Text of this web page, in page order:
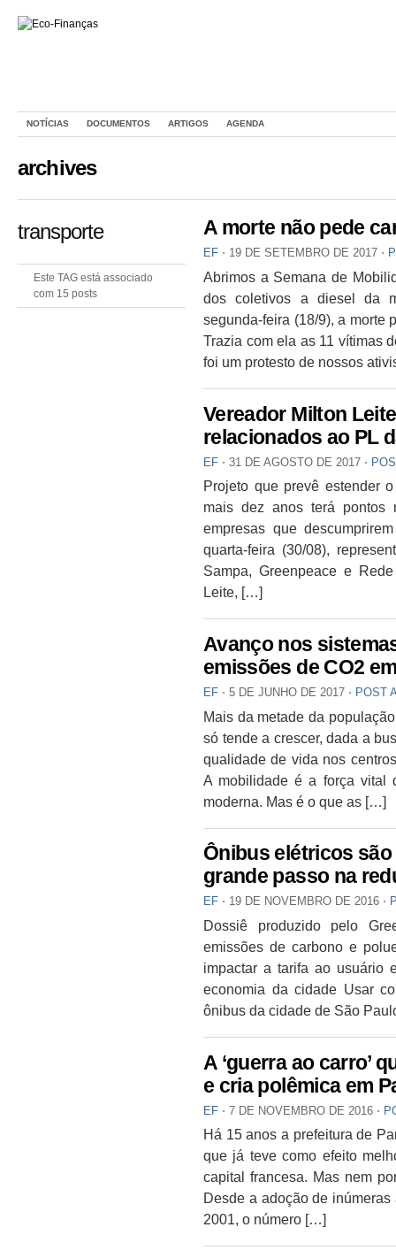
NOTÍCIAS DOCUMENTOS ARTIGOS AGENDA
archives
transporte
Este TAG está associado
com 15 posts
A morte não pede
EF ⋅ 19 DE SETEMBRO DE 2017 ⋅
Abrimos a Semana de
dos coletivos a diesel da
segunda-feira (18/9), a morte
Trazia com ela as 11 vítimas
foi um protesto de nossos
Vereador Milton
relacionados ao PL
EF ⋅ 31 DE AGOSTO DE 2017 ⋅
Projeto que prevê estender
mais dez anos terá pontos
empresas que
quarta-feira (30/08),
Sampa, Greenpeace e
Leite, […]
Avanço nos
emissões de CO2
EF ⋅ 5 DE JUNHO DE 2017 ⋅ POST
Mais da metade da
só tende a crescer, dada a
qualidade de vida nos
A mobilidade é a força vital
moderna. Mas é o que as […]
Ônibus elétricos
grande passo na
EF ⋅ 19 DE NOVEMBRO DE 2016 ⋅
Dossiê produzido pelo
emissões de carbono e
impactar a tarifa ao usuário
economia da cidade Usar
ônibus da cidade de São
A ‘guerra ao carro’
e cria polêmica em
EF ⋅ 7 DE NOVEMBRO DE 2016 ⋅
Há 15 anos a prefeitura de
que já teve como efeito
capital francesa. Mas nem
Desde a adoção de
2001, o número […]